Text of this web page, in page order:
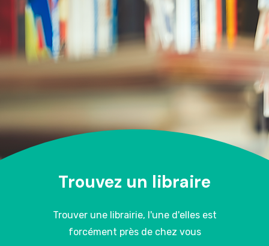
Trouvez un libraire
Trouver une librairie, l'une d'elles est
forcément près de chez vous